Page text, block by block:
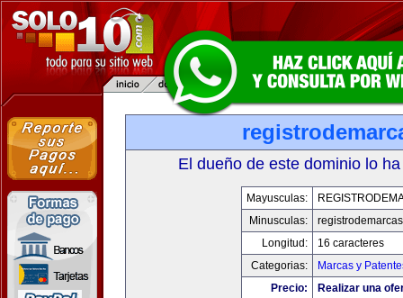
El dueño de este dominio lo
Mayusculas:
Minusculas:
Longitud:
16 caracteres
Categorias:
Marcas y
Precio:
Realizar una